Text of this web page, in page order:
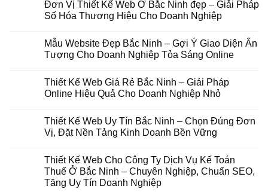
Đơn Vị Thiết Kế Web Ở Bắc Ninh đẹp – Giải Pháp
Số Hóa Thương Hiệu Cho Doanh Nghiệp
Mẫu Website Đẹp Bắc Ninh – Gợi Ý Giao Diện Ấn
Tượng Cho Doanh Nghiệp Tỏa Sáng Online
Thiết Kế Web Giá Rẻ Bắc Ninh – Giải Pháp
Online Hiệu Quả Cho Doanh Nghiệp Nhỏ
Thiết Kế Web Uy Tín Bắc Ninh – Chọn Đúng Đơn
Vị, Đặt Nền Tảng Kinh Doanh Bền Vững
Thiết Kế Web Cho Công Ty Dịch Vụ Kế Toán
Thuế Ở Bắc Ninh – Chuyên Nghiệp, Chuẩn SEO,
Tăng Uy Tín Doanh Nghiệp